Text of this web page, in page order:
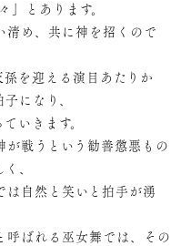
」とあります。
清め、共に神を招くので
を迎える演目あたりか
になり、
いきます。
が戦うという勧善懲悪もの
、
自然と笑いと拍手が湧
呼ばれる巫女舞では、その